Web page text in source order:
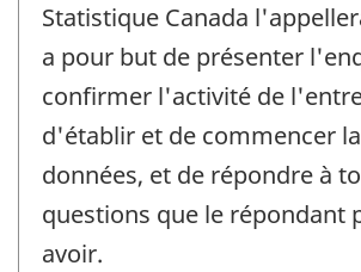
Statistique Canada
a pour but de présenter
confirmer l'activité de
d'établir et de commencer
données, et de répondre à
questions que le répondant
avoir.